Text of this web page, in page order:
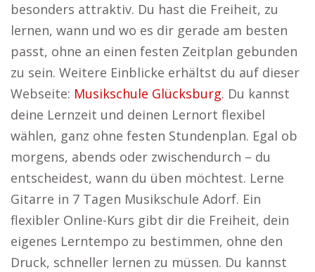
besonders attraktiv. Du hast die Freiheit, zu
lernen, wann und wo es dir gerade am besten
passt, ohne an einen festen Zeitplan gebunden
zu sein. Weitere Einblicke erhältst du auf dieser
Webseite: Musikschule Glücksburg. Du kannst
deine Lernzeit und deinen Lernort flexibel
wählen, ganz ohne festen Stundenplan. Egal ob
morgens, abends oder zwischendurch – du
entscheidest, wann du üben möchtest. Lerne
Gitarre in 7 Tagen Musikschule Adorf. Ein
flexibler Online-Kurs gibt dir die Freiheit, dein
eigenes Lerntempo zu bestimmen, ohne den
Druck, schneller lernen zu müssen. Du kannst